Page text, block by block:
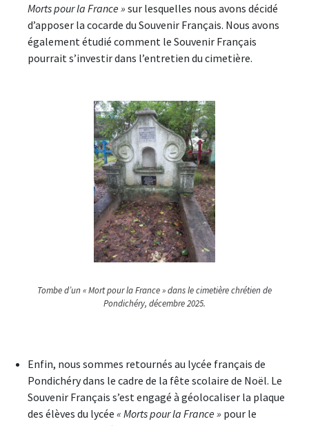
Morts pour la France » sur lesquelles nous avons décidé
d’apposer la cocarde du Souvenir Français. Nous avons
également étudié comment le Souvenir Français
pourrait s’investir dans l’entretien du cimetière.
Tombe d’un « Mort pour la France » dans le cimetière chrétien de
Pondichéry, décembre 2025.
Enfin, nous sommes retournés au lycée français de
Pondichéry dans le cadre de la fête scolaire de Noël. Le
Souvenir Français s’est engagé à géolocaliser la plaque
des élèves du lycée « Morts pour la France » pour le